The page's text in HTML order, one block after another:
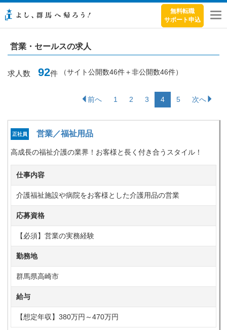
無料転職
サポート申込
営業・セールスの求人
求人数 92件 （サイト公開数46件＋非公開数46件）
前へ 1 2 3 4 5 次へ
正社員 営業／福祉用品
高成長の福祉介護の業界！お客様と長く付き合うスタイル！
仕事内容
介護福祉施設や病院をお客様とした介護用品の営業
応募資格
【必須】営業の実務経験
勤務地
群馬県高崎市
給与
【想定年収】380万円～470万円